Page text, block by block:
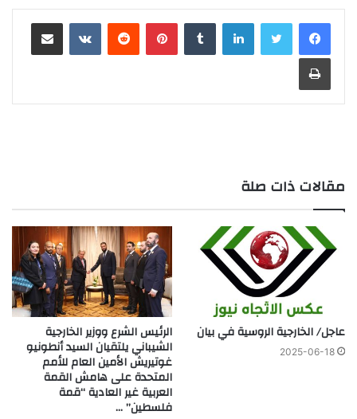
لينكدإن بينتيريست
مقالات ذات صلة
عاجل/ الخارجية الروسية في بيان
2025-06-18
الرئيس الشرع ووزير الخارجية
الشيباني يلتقيان السيد أنطونيو
غوتيريش الأمين العام للأمم
المتحدة على هامش القمة
العربية غير العادية “قمة
فلسطين” …